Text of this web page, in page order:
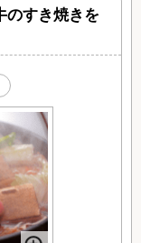
のすき焼きを